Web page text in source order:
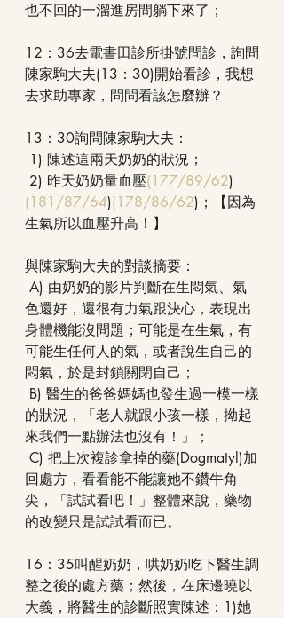
也不回的一溜進房間躺下來了；
12：36去電書田診所掛號問診，詢問
陳家駒大夫(13：30)開始看診，我想
去求助專家，問問看該怎麼辦？
13：30詢問陳家駒大夫：
1) 陳述這兩天奶奶的狀況；
2) 昨天奶奶量血壓(177/89/62)
(181/87/64)(178/86/62)；【因為
生氣所以血壓升高！】
與陳家駒大夫的對談摘要：
色還好，還很有力氣跟決心，表現出
身體機能沒問題；可能是在生氣，有
可能生任何人的氣，或者說生自己的
悶氣，於是封鎖關閉自己；
的狀況，「老人就跟小孩一樣，拗起
來我們一點辦法也沒有！」；
回處方，看看能不能讓她不鑽牛角
尖，「試試看吧！」整體來說，藥物
的改變只是試試看而已。
16：35叫醒奶奶，哄奶奶吃下醫生調
整之後的處方藥；然後，在床邊曉以
大義，將醫生的診斷照實陳述：1)她